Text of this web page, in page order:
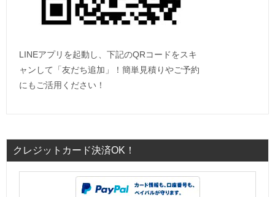
LINEアプリを起動し、下記のQRコードをスキ
ャンして「友だち追加」！簡単見積りやご予約
にもご活用ください！
クレジットカード決済OK！